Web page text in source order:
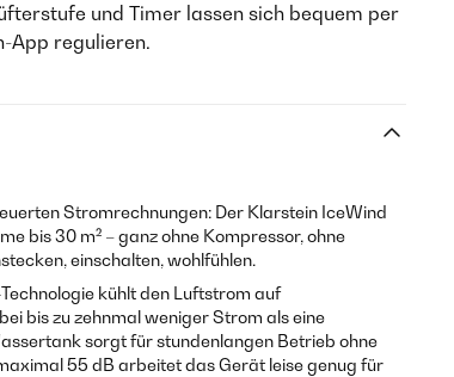
und Timer lassen sich bequem per
App regulieren.
Stromrechnungen: Der Klarstein IceWind
bis 30 m² – ganz ohne Kompressor, ohne
einschalten, wohlfühlen.
kühlt den Luftstrom auf
bis zu zehnmal weniger Strom als eine
sorgt für stundenlangen Betrieb ohne
55 dB arbeitet das Gerät leise genug für